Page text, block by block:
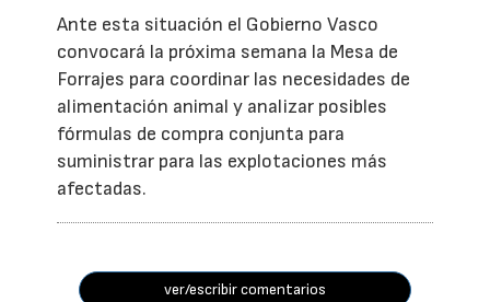
Ante esta situación el Gobierno Vasco
convocará la próxima semana la Mesa de
Forrajes para coordinar las necesidades de
alimentación animal y analizar posibles
fórmulas de compra conjunta para
suministrar para las explotaciones más
afectadas.
ver/escribir comentarios